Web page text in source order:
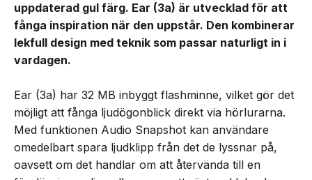
uppdaterad gul färg. Ear (3a) är utvecklad för att
fånga inspiration när den uppstår. Den kombinerar
lekfull design med teknik som passar naturligt in i
vardagen.
Ear (3a) har 32 MB inbyggt flashminne, vilket gör det
möjligt att fånga ljudögonblick direkt via hörlurarna.
Med funktionen Audio Snapshot kan användare
omedelbart spara ljudklipp från det de lyssnar på,
oavsett om det handlar om att återvända till en